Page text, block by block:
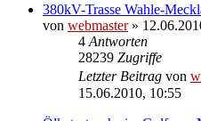
380kV-Trasse Wahle-
von webmaster»
4 Antworten
28239 Zugriffe
Letzter Beitrag von
15.06.2010, 10:55